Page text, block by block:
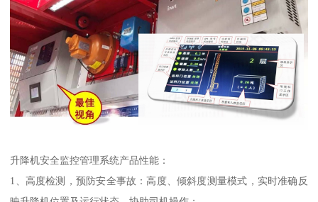
升降机安全监控管理系统产品性能：
1、高度检测，预防安全事故：高度、倾斜度测量模式，实时准确反